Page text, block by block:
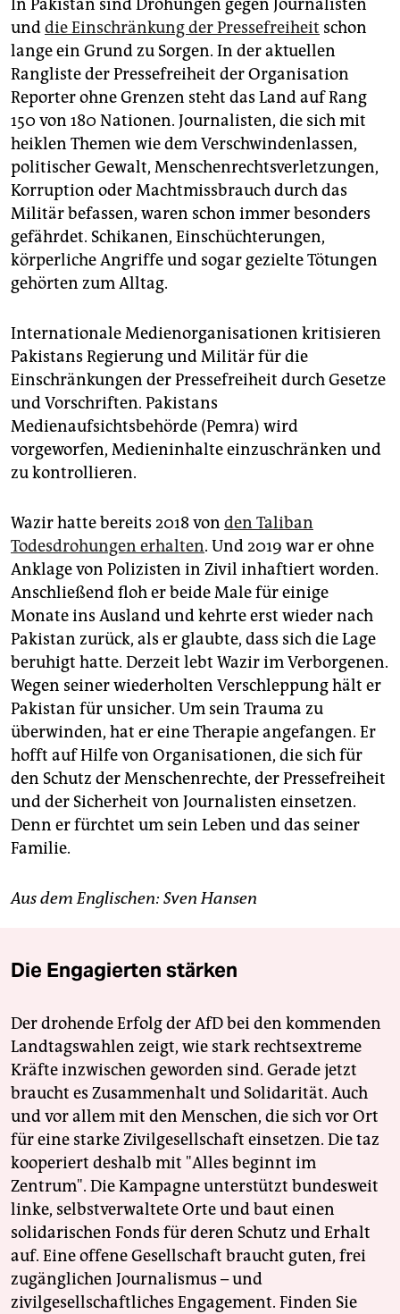
In Pakistan sind Drohungen gegen Journalisten
unddie Einschränkung der Pressefreiheit schon
lange ein Grund zu Sorgen. In der aktuellen
Rangliste der Pressefreiheit der Organisation
Reporter ohne Grenzen steht das Land auf Rang
150 von 180 Nationen. Journalisten, die sich mit
heiklen Themen wie dem Verschwindenlassen,
politischer Gewalt, Menschenrechtsverletzungen,
Korruption oder Machtmissbrauch durch das
Militär befassen, waren schon immer besonders
gefährdet. Schikanen, Einschüchterungen,
körperliche Angriffe und sogar gezielte Tötungen
gehörten zum Alltag.
Internationale Medienorganisationen kritisieren
Pakistans Regierung und Militär für die
Einschränkungen der Pressefreiheit durch Gesetze
und Vorschriften. Pakistans
Medienaufsichtsbehörde (Pemra) wird
vorgeworfen, Medieninhalte einzuschränken und
zu kontrollieren.
Wazir hatte bereits 2018 von den Taliban
Todesdrohungen erhalten. Und 2019 war er ohne
Anklage von Polizisten in Zivil inhaftiert worden.
Anschließend floh er beide Male für einige
Monate ins Ausland und kehrte erst wieder nach
Pakistan zurück, als er glaubte, dass sich die Lage
beruhigt hatte. Derzeit lebt Wazir im Verborgenen.
Wegen seiner wiederholten Verschleppung hält er
Pakistan für unsicher. Um sein Trauma zu
überwinden, hat er eine Therapie angefangen. Er
hofft auf Hilfe von Organisationen, die sich für
den Schutz der Menschenrechte, der Pressefreiheit
und der Sicherheit von Journalisten einsetzen.
Denn er fürchtet um sein Leben und das seiner
Familie.
Aus dem Englischen: Sven Hansen
Die Engagierten stärken
Der drohende Erfolg der AfD bei den kommenden
Landtagswahlen zeigt, wie stark rechtsextreme
Kräfte inzwischen geworden sind. Gerade jetzt
braucht es Zusammenhalt und Solidarität. Auch
und vor allem mit den Menschen, die sich vor Ort
für eine starke Zivilgesellschaft einsetzen. Die taz
kooperiert deshalb mit "Alles beginnt im
Zentrum". Die Kampagne unterstützt bundesweit
linke, selbstverwaltete Orte und baut einen
solidarischen Fonds für deren Schutz und Erhalt
auf. Eine offene Gesellschaft braucht guten, frei
zugänglichen Journalismus – und
zivilgesellschaftliches Engagement. Finden Sie